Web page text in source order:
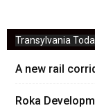
Transylvania
A new rail
Roka